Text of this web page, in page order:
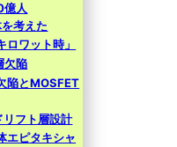
億人
考えた
ロワット時」
欠陥
陥とMOSFET
フト層設計
エピタキシャ